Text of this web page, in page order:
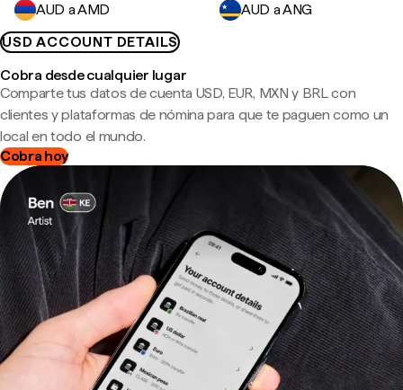
AUD a AMD
AUD a ANG
USD ACCOUNT DETAILS
Cobra desde cualquier lugar
Comparte tus datos de cuenta USD, EUR, MXN y BRL con
clientes y plataformas de nómina para que te paguen como un
local en todo el mundo.
Cobra hoy